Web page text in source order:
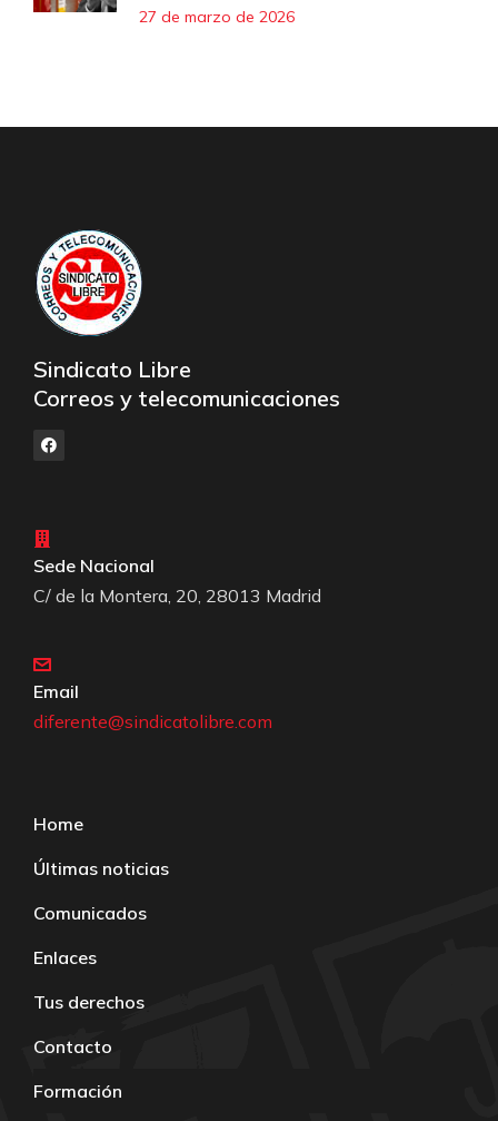
27 de marzo de 2026
Sindicato Libre
Correos y telecomunicaciones
Sede Nacional
C/ de la Montera, 20, 28013 Madrid
Email
diferente@sindicatolibre.com
Home
Últimas noticias
Comunicados
Enlaces
Tus derechos
Contacto
Formación